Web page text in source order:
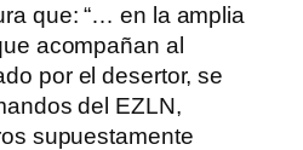
que: “… en la amplia
acompañan al
por el desertor, se
del EZLN,
supuestamente